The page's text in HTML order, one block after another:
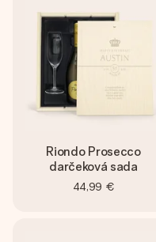
Riondo Prosecco
darčeková sada
44,99 €